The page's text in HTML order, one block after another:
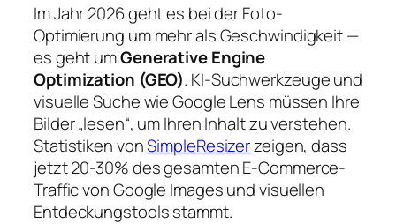
Im Jahr 2026 geht es bei der Foto-
Optimierung um mehr als Geschwindigkeit —
es geht umGenerative Engine
Optimization (GEO). KI-Suchwerkzeuge und
visuelle Suche wie Google Lens müssen Ihre
Bilder „lesen“, um Ihren Inhalt zu verstehen.
Statistiken vonSimpleResizerzeigen, dass
jetzt 20-30% des gesamten E-Commerce-
Traffic von Google Images und visuellen
Entdeckungstools stammt.